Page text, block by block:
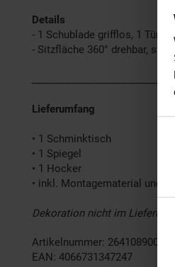
Details
- 1 Schublade grifflos, 1
- Sitzfläche 360° drehbar,
Lieferumfang
• 1 Schminktisch
• 1 Spiegel
• 1 Hocker
• inkl. Montagematerial und -
Dekoration nicht im
Artikelnummer: 2641089000
EAN: 4066731347247